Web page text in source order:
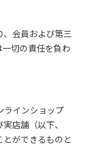
、会員および第三
切の責任を負わ
ラインショップ
店舗（以下、
とができるものと